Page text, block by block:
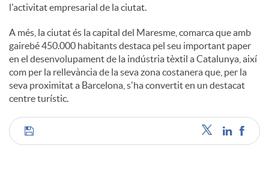
l'activitat empresarial de la ciutat.
A més, la ciutat és la capital del Maresme, comarca que amb
gairebé 450.000 habitants destaca pel seu important paper
en el desenvolupament de la indústria tèxtil a Catalunya, així
com per la rellevància de la seva zona costanera que, per la
seva proximitat a Barcelona, s'ha convertit en un destacat
centre turístic.
C